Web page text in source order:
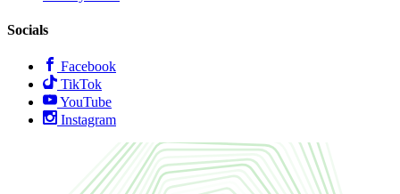
Socials
Facebook
TikTok
YouTube
Instagram